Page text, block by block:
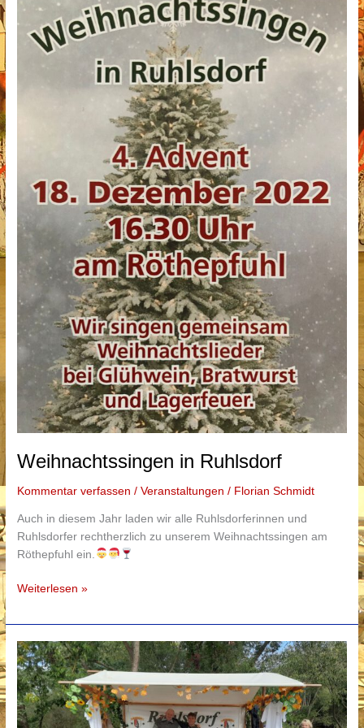
Weihnachtssingen in Ruhlsdorf
Kommentar verfassen /Veranstaltungen / Florian Schmidt
Auch in diesem Jahr laden wir alle Ruhlsdorferinnen und
Ruhlsdorfer rechtherzlich zu unserem Weihnachtssingen am
Röthepfuhl ein.
Weihnachtssingen
Ruhlsdorf
Weiterlesen »